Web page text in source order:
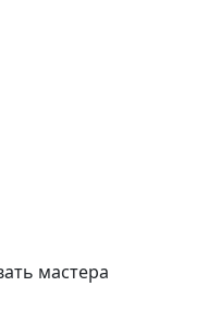
мастера